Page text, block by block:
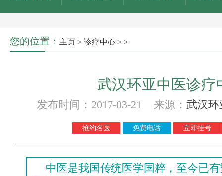
您的位置： 主页 > 诊疗中心 > >
武汉环亚中医诊疗
发布时间：2017-03-21 来源： 武汉环
抢约名医 免费电话 立即挂号
中医是我国传统医学国粹，至今已